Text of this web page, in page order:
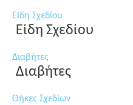
Είδη Σχεδίου
Είδη Σχεδίου
Διαβήτες
Διαβήτες
Θήκες Σχεδίων